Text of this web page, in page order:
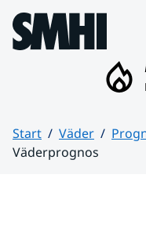
Hoppa till sidans innehåll
Start Väder
Väderprognos